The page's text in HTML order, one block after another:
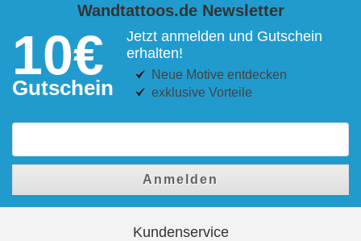
Wandtattoos.de Newsletter
10€
Gutschein
Jetzt anmelden und Gutschein
erhalten!
Neue Motive entdecken
exklusive Vorteile
Anmelden
Kundenservice